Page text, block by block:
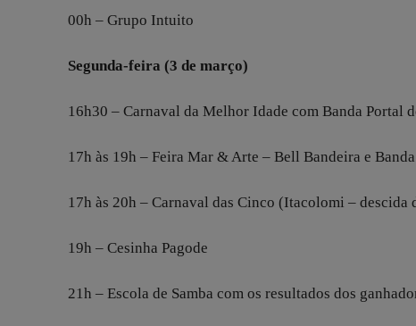
00h – Grupo Intuito
Segunda-feira (3 de março)
16h30 – Carnaval da Melhor Idade com Banda Portal
17h às 19h – Feira Mar & Arte – Bell Bandeira e
17h às 20h – Carnaval das Cinco (Itacolomi – descida
19h – Cesinha Pagode
21h – Escola de Samba com os resultados dos